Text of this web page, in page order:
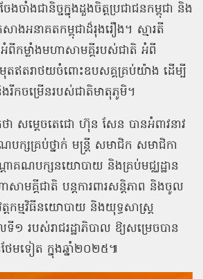
ងចាំងជានិច្ចក្នុងដួងចិត្តប្រជាជនកម្ពុជា និង
សាងអនាគតកម្ពុជាដ៏រុងរឿង។ ស្មារតី
អំពីកម្លាំងមហាសាមគ្គីរបស់ជាតិ អំពី
ះមុតឥតរាថយចំពោះឧបសគ្គគ្រប់យ៉ាង ដើម្បី
ងរីកចម្រើនរបស់ជាតិមាតុភូមិ។
ា សម្ដេចតេជោ ហ៊ុន សែន បានអំពាវនាវ
បក្សគ្រប់ថ្នាក់ មន្ត្រី សមាជិក សមាជិកា
ាគណបក្សនយោបាយ និងគ្រប់មជ្ឈដ្ឋាន
ាមគ្គីជាតិ បន្តការពារសន្តិភាព និងចូល
ត្តកម្មវិធីនយោបាយ និងយុទ្ធសាស្ត្រ
របស់រាជរដ្ឋាភិបាល ឱ្យសម្រេចបាន
ែមទៀត ក្នុងឆ្នាំ២០២៥៕